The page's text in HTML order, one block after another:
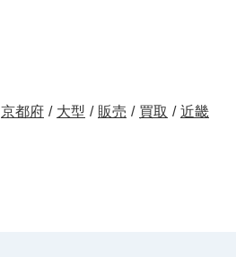
京都府 / 大型 / 販売 / 買取 / 近畿